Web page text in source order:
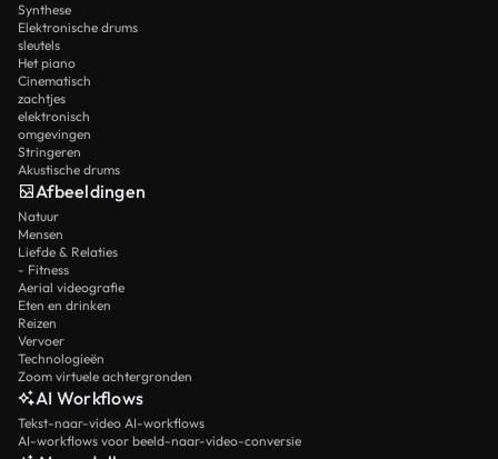
Synthese
Elektronische drums
sleutels
Het piano
Cinematisch
zachtjes
elektronisch
omgevingen
Stringeren
Akustische drums
Afbeeldingen
Natuur
Mensen
Liefde & Relaties
- Fitness
Aerial videografie
Eten en drinken
Reizen
Vervoer
Technologieën
Zoom virtuele achtergronden
AI Workflows
Tekst-naar-video AI-workflows
AI-workflows voor beeld-naar-video-conversie